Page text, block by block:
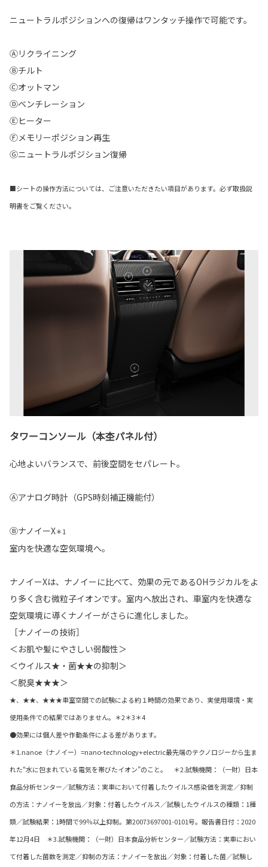
ニュートラルポジションへの復帰はワンタッチ操作で可能です。
Ⓐリクライニング
Ⓑチルト
Ⓒオットマン
Ⓓベンチレーション
Ⓔヒーター
Ⓕメモリーポジション再生
Ⓖニュートラルポジション復帰
■シートの操作方法については、ご注意いただきたい項目があります。必ず取扱説
明書をご覧ください。
タワーコンソール（本杢パネル付）
心地よいバランスで、前後空間をセパレート。
Ⓐアナログ時計（GPS時刻補正機能付）
ⒷナノイーX＊1
室内を快適な空気環境へ。
ナノイーXは、ナノイーに比べて、効果の元であるOHラジカルをよ
り多く含む微粒子イオンです。室内へ放出され、車室内を快適な
空気環境に導くナノイーがさらに進化しました。
［ナノイーの技術］
＜お肌や髪にやさしい弱酸性＞
＜ウイルス★・菌★★の抑制＞
＜脱臭★★★＞
★、★★、★★★車室空間での試験による約１時間の効果であり、実使用環境・実
使用条件での結果ではありません。＊2＊3＊4
●効果には個人差や作動条件による差があります。
＊1.nanoe（ナノイー）=nano-technology+electric最先端のテクノロジーから生ま
れた“水に包まれている電気を帯びたイオン”のこと。 ＊2.試験機関：（一財）日本
食品分析センター／試験方法：実車において付着したウイルス感染価を測定／抑制
の方法：ナノイーを放出／対象：付着したウイルス／試験したウイルスの種類：1種
類／試験結果：1時間で99％以上抑制。第20073697001-0101号。報告書日付：2020
年12月4日 ＊3.試験機関：（一財）日本食品分析センター／試験方法：実車におい
て付着した菌数を測定／抑制の方法：ナノイーを放出／対象：付着した菌／試験し